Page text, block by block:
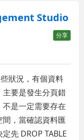
Studio
分享
狀況，有個資料
要是發生分頁錯
是一定需要存在
，當確認資料匯
先 DROP TABLE